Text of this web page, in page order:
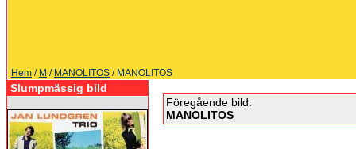
Hem / M / MANOLITOS / MANOLITOS
Slumpmässig bild
Föregående bild:
MANOLITOS